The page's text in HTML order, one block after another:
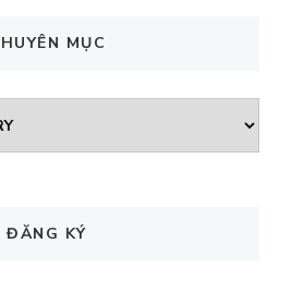
MỤC
ĐĂNG KÝ